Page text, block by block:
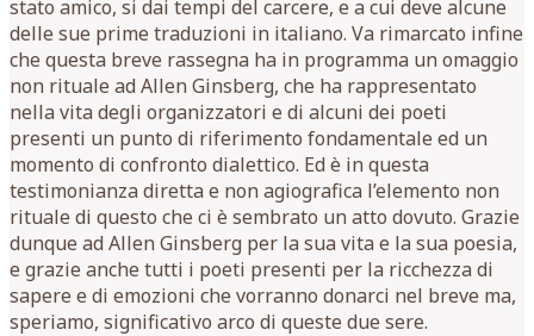
stato amico, si dai tempi del carcere, e a cui deve alcune
delle sue prime traduzioni in italiano. Va rimarcato infine
che questa breve rassegna ha in programma un omaggio
non rituale ad Allen Ginsberg, che ha rappresentato
nella vita degli organizzatori e di alcuni dei poeti
presenti un punto di riferimento fondamentale ed un
momento di confronto dialettico. Ed è in questa
testimonianza diretta e non agiografica l’elemento non
rituale di questo che ci è sembrato un atto dovuto. Grazie
dunque ad Allen Ginsberg per la sua vita e la sua poesia,
e grazie anche tutti i poeti presenti per la ricchezza di
sapere e di emozioni che vorranno donarci nel breve ma,
speriamo, significativo arco di queste due sere.